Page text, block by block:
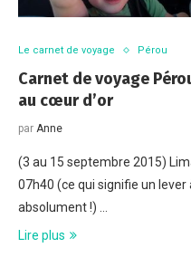
Le carnet de voyage Pérou
Carnet de voyage
au cœur d’or
par Anne
(3 au 15 septembre 2015)
07h40 (ce qui signifie un
absolument !) …
Lire plus